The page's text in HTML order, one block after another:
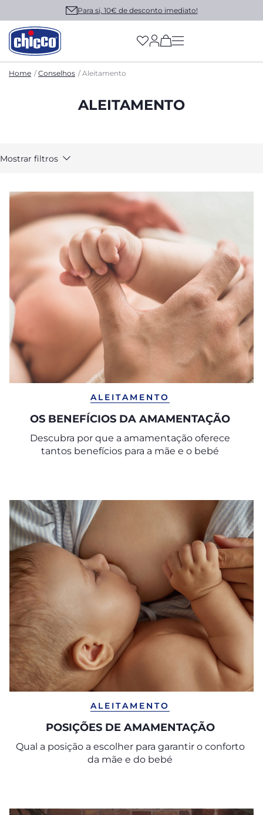
Portes grátis a partir de 34,99€
(has more options
Home Conselhos Aleitamento
ALEITAMENTO
Mostrar filtros
ALEITAMENTO
OS BENEFÍCIOS DA AMAMENTAÇÃO
Descubra por que a amamentação oferece
tantos benefícios para a mãe e o bebé
ALEITAMENTO
POSIÇÕES DE AMAMENTAÇÃO
Qual a posição a escolher para garantir o conforto
da mãe e do bebé